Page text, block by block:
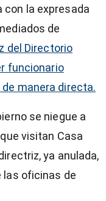
con la expresada
de
del Directorio
funcionario
manera directa.
se niegue a
visitan Casa
ya anulada,
las oficinas de